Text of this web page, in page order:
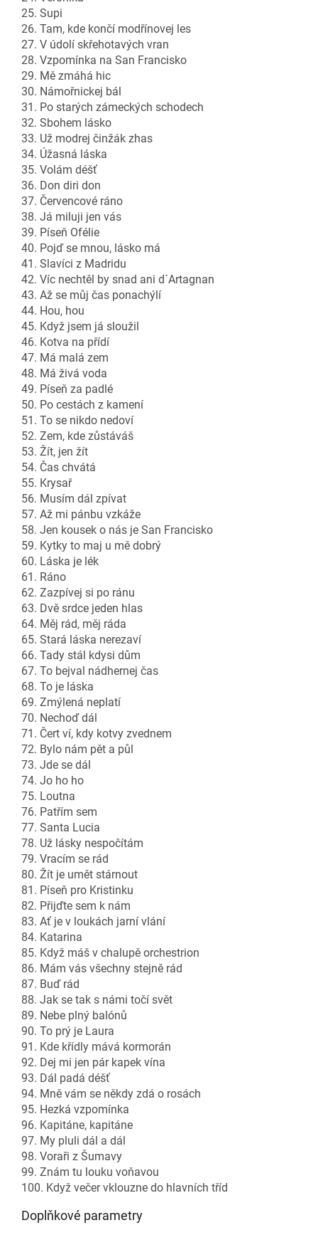
25. Supi
26. Tam, kde končí modřínovej les
27. V údolí skřehotavých vran
28. Vzpomínka na San Francisko
29. Mě zmáhá hic
30. Námořnickej bál
31. Po starých zámeckých schodech
32. Sbohem lásko
33. Už modrej činžák zhas
34. Úžasná láska
35. Volám déšť
36. Don diri don
37. Červencové ráno
38. Já miluji jen vás
39. Píseň Ofélie
40. Pojď se mnou, lásko má
41. Slavíci z Madridu
42. Víc nechtěl by snad ani d´Artagnan
43. Až se můj čas ponachýlí
44. Hou, hou
45. Když jsem já sloužil
46. Kotva na přídí
47. Má malá zem
48. Má živá voda
49. Píseň za padlé
50. Po cestách z kamení
51. To se nikdo nedoví
52. Zem, kde zůstáváš
53. Žít, jen žít
54. Čas chvátá
55. Krysař
56. Musím dál zpívat
57. Až mi pánbu vzkáže
58. Jen kousek o nás je San Francisko
59. Kytky to maj u mě dobrý
60. Láska je lék
61. Ráno
62. Zazpívej si po ránu
63. Dvě srdce jeden hlas
64. Měj rád, měj ráda
65. Stará láska nerezaví
66. Tady stál kdysi dům
67. To bejval nádhernej čas
68. To je láska
69. Zmýlená neplatí
70. Nechoď dál
71. Čert ví, kdy kotvy zvednem
72. Bylo nám pět a půl
73. Jde se dál
74. Jo ho ho
75. Loutna
76. Patřím sem
77. Santa Lucia
78. Už lásky nespočítám
79. Vracím se rád
80. Žít je umět stárnout
81. Píseň pro Kristinku
82. Přijďte sem k nám
83. Ať je v loukách jarní vlání
84. Katarina
85. Když máš v chalupě orchestrion
86. Mám vás všechny stejně rád
87. Buď rád
88. Jak se tak s námi točí svět
89. Nebe plný balónů
90. To prý je Laura
91. Kde křídly mává kormorán
92. Dej mi jen pár kapek vína
93. Dál padá déšť
94. Mně vám se někdy zdá o rosách
95. Hezká vzpomínka
96. Kapitáne, kapitáne
97. My pluli dál a dál
98. Voraři z Šumavy
99. Znám tu louku voňavou
100. Když večer vklouzne do hlavních tříd
Doplňkové parametry